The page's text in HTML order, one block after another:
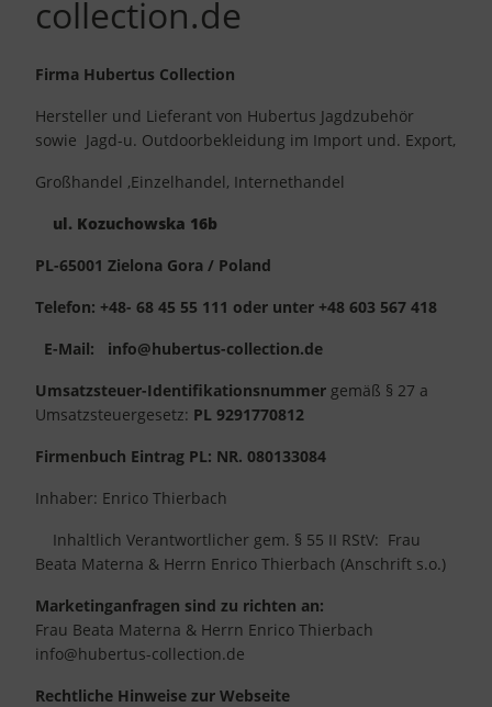
collection.de
Firma Hubertus Collection
Hersteller und Lieferant von Hubertus Jagdzubehör
sowie Jagd-u. Outdoorbekleidung im Import und. Export,
Großhandel ,Einzelhandel, Internethandel
ul. Kozuchowska 16b
PL-65001 Zielona Gora / Poland
Telefon: +48- 68 45 55 111 oder unter +48 603 567 418
E-Mail: info@hubertus-collection.de
Umsatzsteuer-Identifikationsnummer gemäß § 27 a
Umsatzsteuergesetz: PL 9291770812
Firmenbuch Eintrag PL: NR. 080133084
Inhaber: Enrico Thierbach
Inhaltlich Verantwortlicher gem. § 55 II RStV: Frau
Beata Materna & Herrn Enrico Thierbach (Anschrift s.o.)
Marketinganfragen sind zu richten an:
Frau Beata Materna & Herrn Enrico Thierbach
info@hubertus-collection.de
Rechtliche Hinweise zur Webseite